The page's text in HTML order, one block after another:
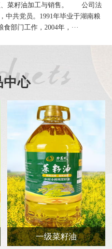
、菜籽油加工与销售。 公司法
中共党员。1991年毕业于湖南粮
部门工作，2004年，···
中心
一级菜籽油